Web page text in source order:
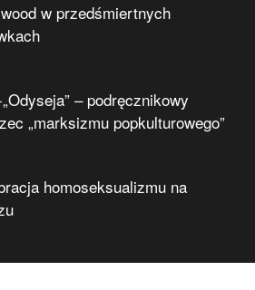
w przedśmiertnych
– podręcznikowy
„marksizmu popkulturowego”
homoseksualizmu na